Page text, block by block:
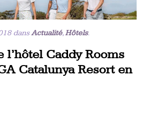
dansActualité,Hôtels.
l’hôtel Caddy Rooms
Catalunya Resort en